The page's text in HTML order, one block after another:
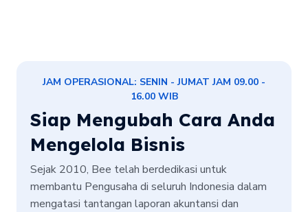
JAM OPERASIONAL: SENIN - JUMAT JAM 09.00 -
16.00 WIB
Siap Mengubah Cara Anda
Mengelola Bisnis
Sejak 2010, Bee telah berdedikasi untuk
membantu Pengusaha di seluruh Indonesia dalam
mengatasi tantangan laporan akuntansi dan